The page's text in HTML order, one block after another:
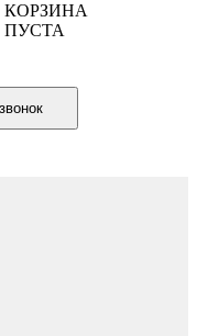
КОРЗИНА
ПУСТА